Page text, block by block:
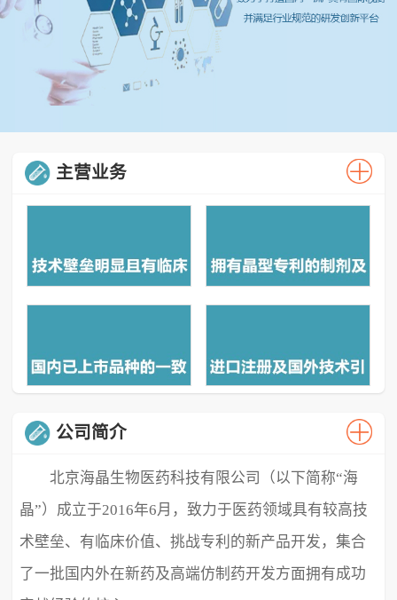
主营业务
公司简介
北京海晶生物医药科技有限公司（以下简称“海
晶”）成立于2016年6月，致力于医药领域具有较高技
术壁垒、有临床价值、挑战专利的新产品开发，集合
了一批国内外在新药及高端仿制药开发方面拥有成功